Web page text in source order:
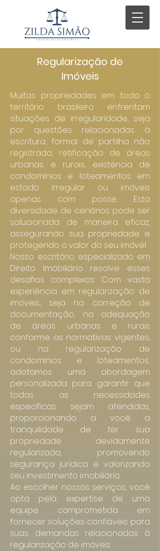
Regularização de
Imóveis
Muitas propriedades em todo o
território brasileiro enfrentam
situações de irregularidade, seja
por questões relacionadas à
escritura, formal de partilha não
registrada, retificação de áreas
urbanas e rurais, existência de
condomínios e loteamentos em
estado irregular ou imóveis
apenas com posse. Esta
diversidade de cenários pode ser
solucionada de maneira eficaz,
assegurando sua propriedade e
protegendo o valor do seu imóvel.
Nosso escritório especializado em
Direito Imobiliário resolve esses
desafios complexos. Com vasta
experiência em regularização de
imóveis, seja na correção de
documentação, na adequação
de áreas urbanas e rurais
conforme as normativas vigentes,
ou na regularização de
condomínios e loteamentos;
adotamos uma abordagem
personalizada para garantir que
todas as necessidades
específicas sejam atendidas,
proporcionando a você a
tranquilidade de ter sua
propriedade devidamente
regularizada, promovendo
segurança jurídica e valorizando
seu investimento imobiliário.
Ao escolher nossos serviços, você
opta pela expertise de uma
equipe comprometida em
fornecer soluções confiáveis para
suas demandas relacionadas à
regularização de imóveis.